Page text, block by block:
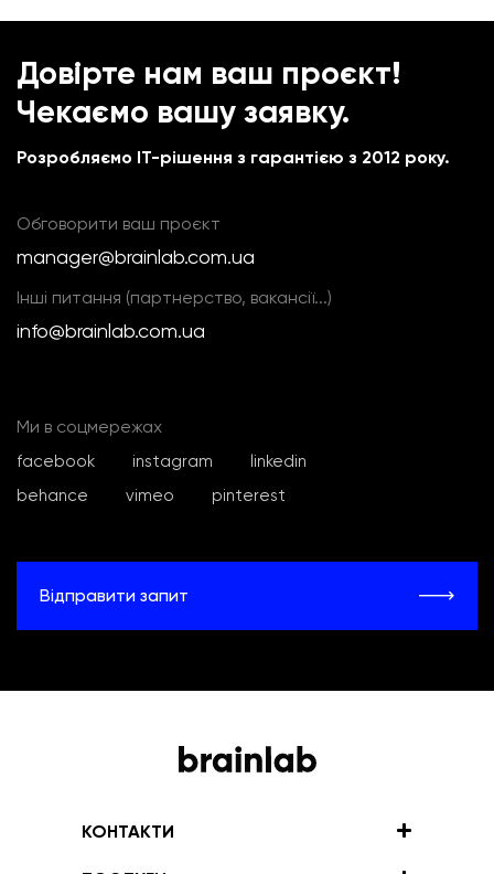
Довірте нам ваш проєкт!
Чекаємо вашу заявку.
Розробляємо IT-рішення з гарантією з 2012 року.
Обговорити ваш проєкт
manager@brainlab.com.ua
Інші питання (партнерство, вакансії...)
info@brainlab.com.ua
Ми в соцмережах
facebook instagram
linkedin
behance
vimeo pinterest
Відправити запит
КОНТАКТИ